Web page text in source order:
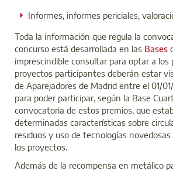
Informes, informes periciales,
Toda la información que regula la
concurso está desarrollada en las Bases
imprescindible consultar para optar a los
proyectos participantes deberán estar
de Aparejadores de Madrid entre el 01/
para poder participar, según la Base
convocatoria de estos premios, que
determinadas características sobre
residuos y uso de tecnologías
los proyectos.
Además de la recompensa en metálico